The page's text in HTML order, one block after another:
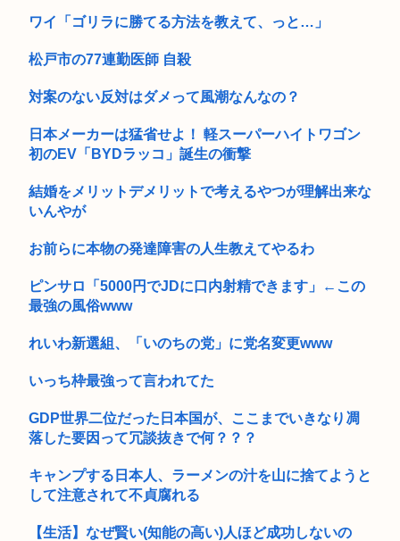
2026年度 暑さのピーク終了
甲子園のクソガキ球児 女性審判にブチギレ
【悲報】「THE NORTH FACE」の人気が低下
ワイ、マジで小学生、初VIP
女球審、高校球児にキレられてしまうwww
誤って脳幹を摘出された女性、重篤な植物状態だが、意識は正
常で何か...
ワイ「ゴリラに勝てる方法を教えて、っと…」
松戸市の77連勤医師 自殺
対案のない反対はダメって風潮なんなの？
日本メーカーは猛省せよ！ 軽スーパーハイトワゴン
初のEV「BYDラッコ」誕生の衝撃
結婚をメリットデメリットで考えるやつが理解出来な
いんやが
お前らに本物の発達障害の人生教えてやるわ
ピンサロ「5000円でJDに口内射精できます」←この
最強の風俗www
れいわ新選組、「いのちの党」に党名変更www
いっち枠最強って言われてた
GDP世界二位だった日本国が、ここまでいきなり凋
落した要因って冗談抜きで何？？？
キャンプする日本人、ラーメンの汁を山に捨てようと
して注意されて不貞腐れる
【生活】なぜ賢い(知能の高い)人ほど成功しないの